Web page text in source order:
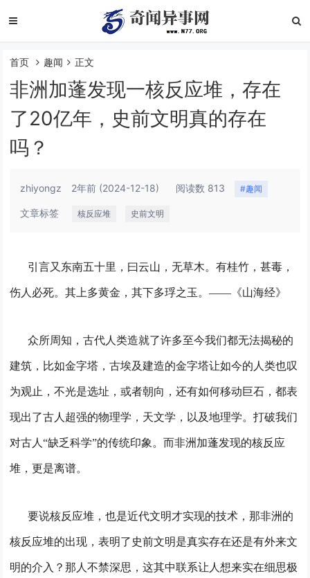
首页 趣闻 正文
非洲加蓬发现一核反应堆，存在
了20亿年，史前文明真的存在
吗？
zhiyongz 2年前 (2024-12-18) 阅读数 813 #趣闻
文章标签 核反应堆 史前文明
引言又东南五十里，曰云山，无草木。有桂竹，甚毒，
伤人必死。其上多黄金，其下多琈之玉。——《山海经》
众所周知，古代人类造就了许多至今我们都无法揭秘的
建筑，比如金字塔，古埃及建造的金字塔让如今的人类也叹
为观止，不光是选址，或者朝向，还有如何移动巨石，都表
现出了古人超强的物理学，天文学，以及地理学。打破我们
对古人“缺乏科学”的传统印象。而非洲加蓬发现的核反应
堆，更是离谱。
要说核反应堆，也是近代文明才实现的技术，那非洲的
核反应堆的出现，表明了史前文明是真实存在还是有外来文
明的介入？那人不禁深思，这其中联系让人想来实在细思极